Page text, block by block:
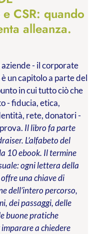
CSR: quando
alleanza.
- il corporate
un capitolo a parte del
in cui tutto ciò che
- fiducia, etica,
rete, donatori -
Il libro fa parte
L’alfabeto del
10 ebook. Il termine
ogni lettera della
una chiave di
dell’intero percorso,
dei passaggi, delle
buone pratiche
a chiedere